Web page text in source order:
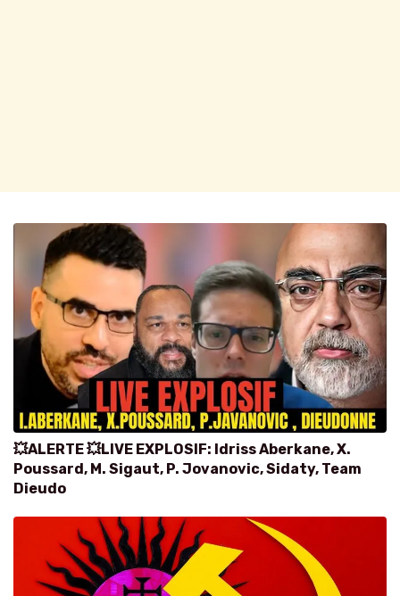
💥ALERTE 💥LIVE EXPLOSIF: Idriss Aberkane, X.
Poussard, M. Sigaut, P. Jovanovic, Sidaty, Team
Dieudo